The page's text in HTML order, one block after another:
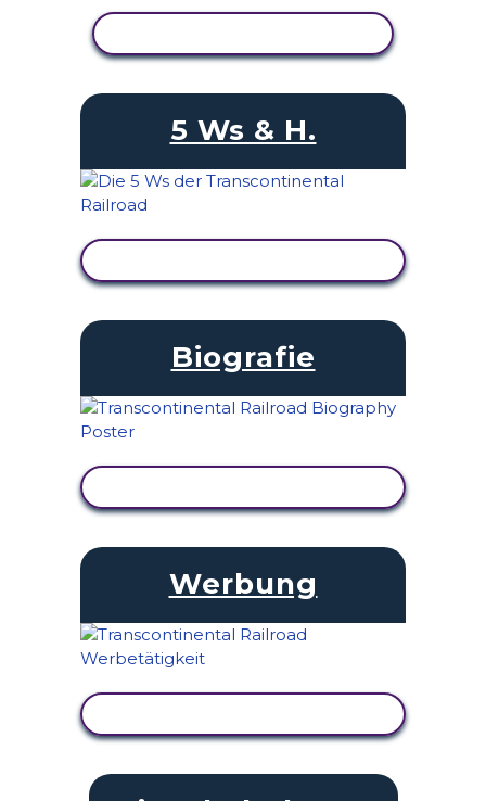
5 Ws & H.
Biografie
Werbung